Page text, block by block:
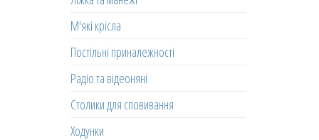
М'які крісла
Постільні приналежності
Радіо та відеоняні
Столики для сповивання
Ходунки